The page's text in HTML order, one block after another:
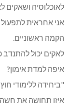
לאוכלוסיה ושאקים
אני אחראית
הקמה ראשוניים.
לאקים יכול
איפה למדת אימון?
"ביחידה ללימודי
איזו תחושה את